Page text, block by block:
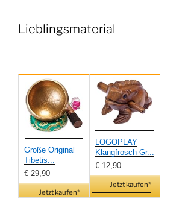
Lieblingsmaterial
Große Original
Tibetis...
€ 29,90
Jetzt kaufen*
LOGOPLAY
Klangfrosch Gr...
€ 12,90
Jetzt kaufen*